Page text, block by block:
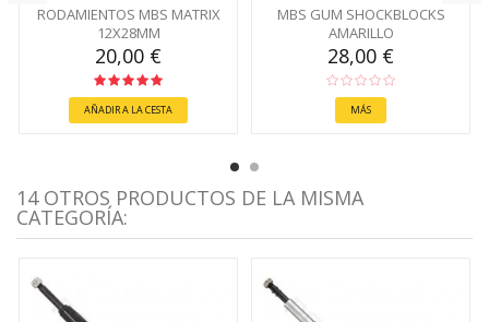
RODAMIENTOS MBS MATRIX
12X28MM
20,00 €
AÑADIR A LA CESTA
MBS GUM SHOCKBLOCKS
AMARILLO
28,00 €
MÁS
14 OTROS PRODUCTOS DE LA MISMA
CATEGORÍA: